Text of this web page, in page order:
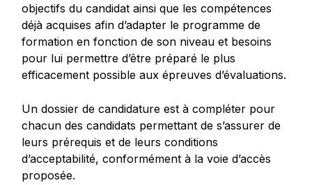
objectifs du candidat ainsi que les compétences
déjà acquises afin d’adapter le programme de
formation en fonction de son niveau et besoins
pour lui permettre d’être préparé le plus
efficacement possible aux épreuves d’évaluations.
Un dossier de candidature est à compléter pour
chacun des candidats permettant de s’assurer de
leurs prérequis et de leurs conditions
d’acceptabilité, conformément à la voie d’accès
proposée.